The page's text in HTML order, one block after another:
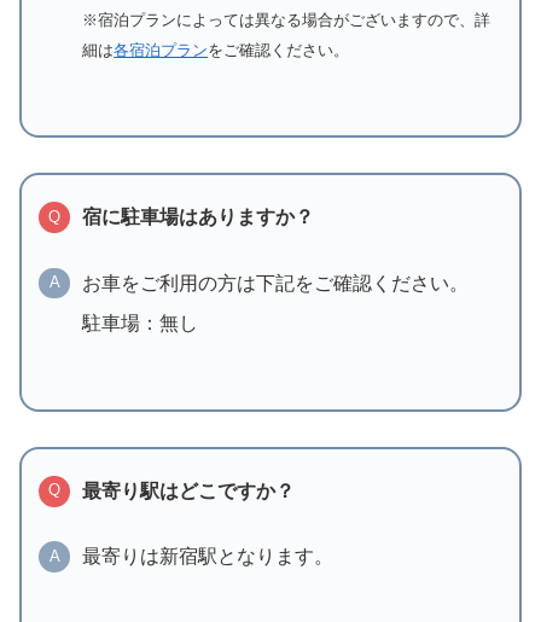
※宿泊プランによっては異なる場合がございますので、詳
細は各宿泊プランをご確認ください。
Q 宿に駐車場はありますか？
A
お車をご利用の方は下記をご確認ください。
駐車場：無し
Q 最寄り駅はどこですか？
A 最寄りは新宿駅となります。